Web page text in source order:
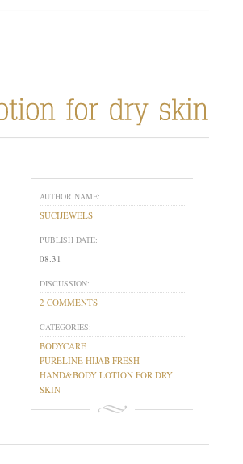
AUTHOR NAME:
SUCIJEWELS
PUBLISH DATE:
08.31
DISCUSSION:
2 COMMENTS
CATEGORIES:
BODYCARE
PURELINE HIJAB FRESH
HAND&BODY LOTION FOR DRY
SKIN